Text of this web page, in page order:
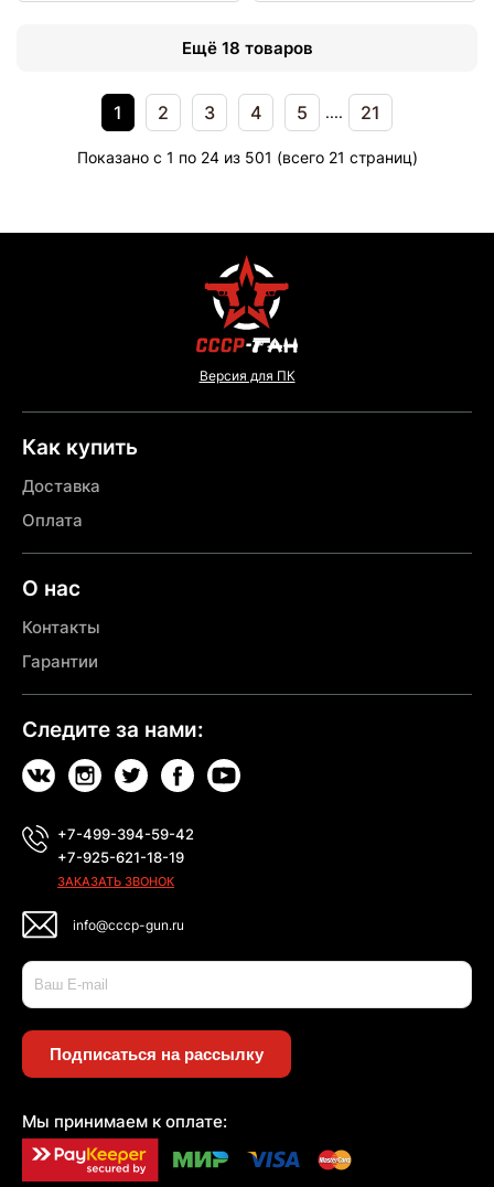
Ещё 18 товаров
1 2 3 4 5 .... 21
Показано с 1 по 24 из 501 (всего 21 страниц)
Версия для ПК
Как купить
Доставка
Оплата
О нас
Контакты
Гарантии
Следите за нами:
+7-499-394-59-42
+7-925-621-18-19
ЗАКАЗАТЬ ЗВОНОК
info@cccp-gun.ru
Подписаться на рассылку
Мы принимаем к оплате: